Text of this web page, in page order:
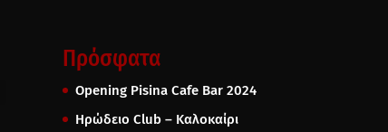
Πρόσφατα
Opening Pisina Cafe Bar 2024
Ηρώδειο Club – Καλοκαίρι